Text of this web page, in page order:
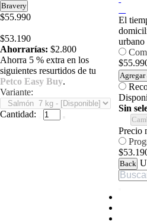
Bravery
$55.990
$53.190
Ahorrarías: $2.800
Ahorra 5 % extra en los
siguientes resurtidos de tu
Petco Easy Buy.
Variante:
Cantidad:
El
urbano
Sin
Precio
Back